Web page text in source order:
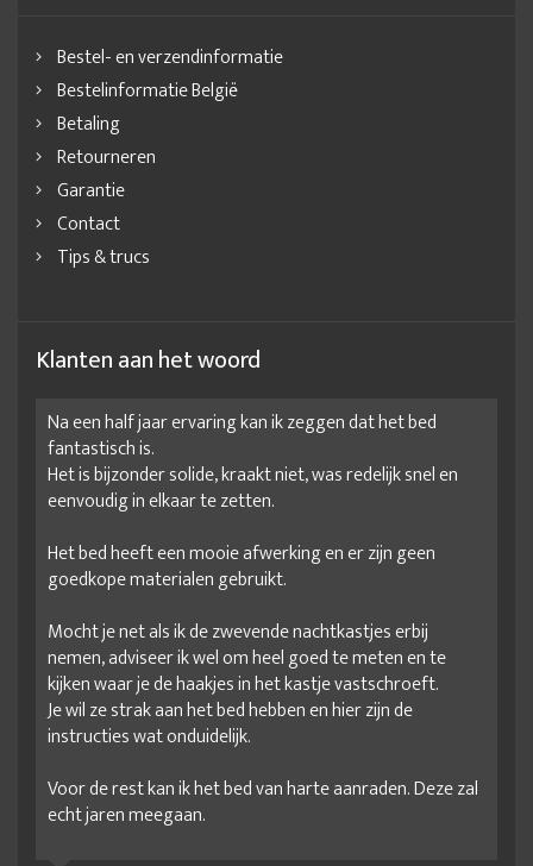
Bestel- en verzendinformatie
Bestelinformatie België
Betaling
Retourneren
Garantie
Contact
Tips & trucs
Klanten aan het woord
Na een half jaar ervaring kan ik zeggen dat het bed
fantastisch is.
Het is bijzonder solide, kraakt niet, was redelijk snel en
eenvoudig in elkaar te zetten.
Het bed heeft een mooie afwerking en er zijn geen
goedkope materialen gebruikt.
Mocht je net als ik de zwevende nachtkastjes erbij
nemen, adviseer ik wel om heel goed te meten en te
kijken waar je de haakjes in het kastje vastschroeft.
Je wil ze strak aan het bed hebben en hier zijn de
instructies wat onduidelijk.
Voor de rest kan ik het bed van harte aanraden. Deze zal
echt jaren meegaan.